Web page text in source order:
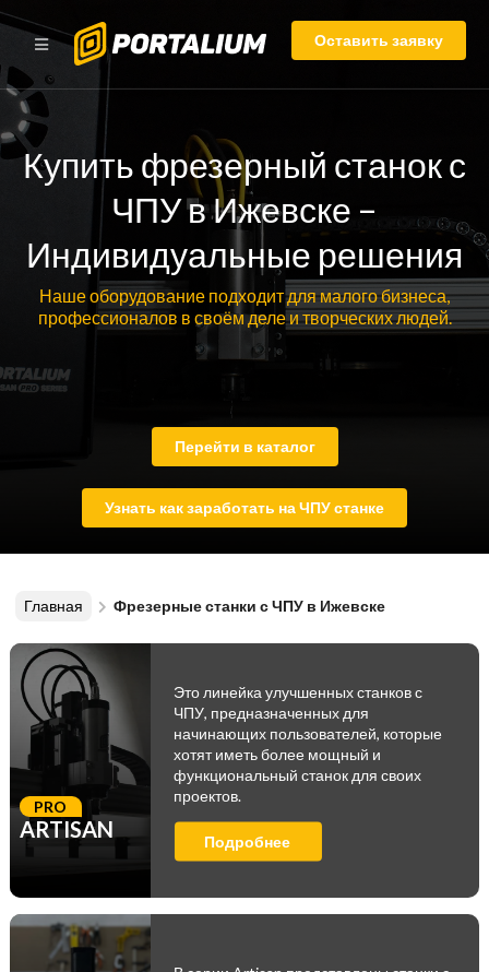
Оставить заявку
Купить фрезерный станок с
ЧПУ в Ижевске –
Индивидуальные решения
Наше оборудование подходит для малого бизнеса,
профессионалов в своём деле и творческих людей.
Перейти в каталог
Узнать как заработать на ЧПУ станке
Главная Фрезерные станки с ЧПУ в Ижевске
ARTISAN
PRO
Это линейка улучшенных станков с
ЧПУ, предназначенных для
начинающих пользователей, которые
хотят иметь более мощный и
функциональный станок для своих
проектов.
Подробнее